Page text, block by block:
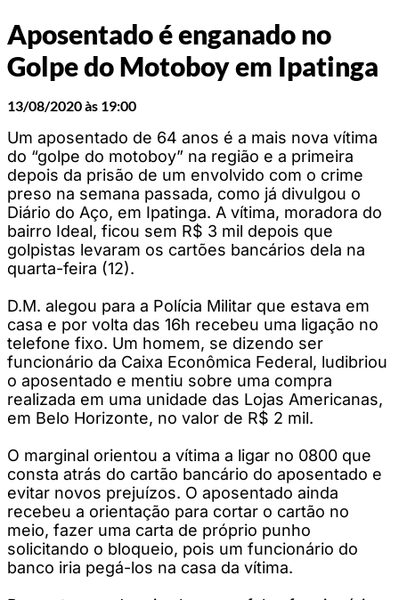
Aposentado é enganado no
Golpe do Motoboy em Ipatinga
13/08/2020 às 19:00
Um aposentado de 64 anos é a mais nova vítima
do “golpe do motoboy” na região e a primeira
depois da prisão de um envolvido com o crime
preso na semana passada, como já divulgou o
Diário do Aço, em Ipatinga. A vítima, moradora do
bairro Ideal, ficou sem R$ 3 mil depois que
golpistas levaram os cartões bancários dela na
quarta-feira (12).
D.M. alegou para a Polícia Militar que estava em
casa e por volta das 16h recebeu uma ligação no
telefone fixo. Um homem, se dizendo ser
funcionário da Caixa Econômica Federal, ludibriou
o aposentado e mentiu sobre uma compra
realizada em uma unidade das Lojas Americanas,
em Belo Horizonte, no valor de R$ 2 mil.
O marginal orientou a vítima a ligar no 0800 que
consta atrás do cartão bancário do aposentado e
evitar novos prejuízos. O aposentado ainda
recebeu a orientação para cortar o cartão no
meio, fazer uma carta de próprio punho
solicitando o bloqueio, pois um funcionário do
banco iria pegá-los na casa da vítima.